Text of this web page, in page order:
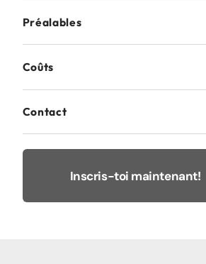
Préalables
Coûts
Contact
Inscris-toi maintenant!